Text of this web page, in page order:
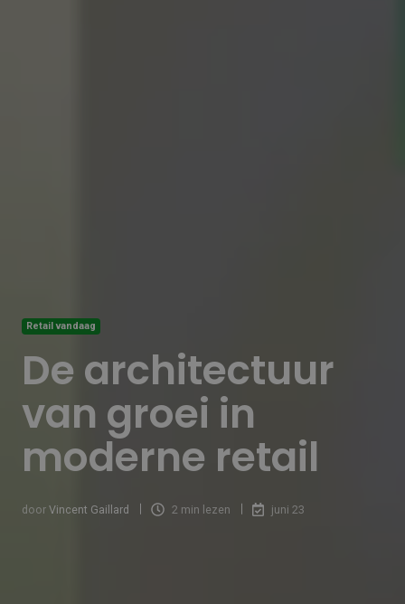
Retail vandaag
De architectuur
van groei in
moderne retail
door Vincent Gaillard 2 min lezen juni 23